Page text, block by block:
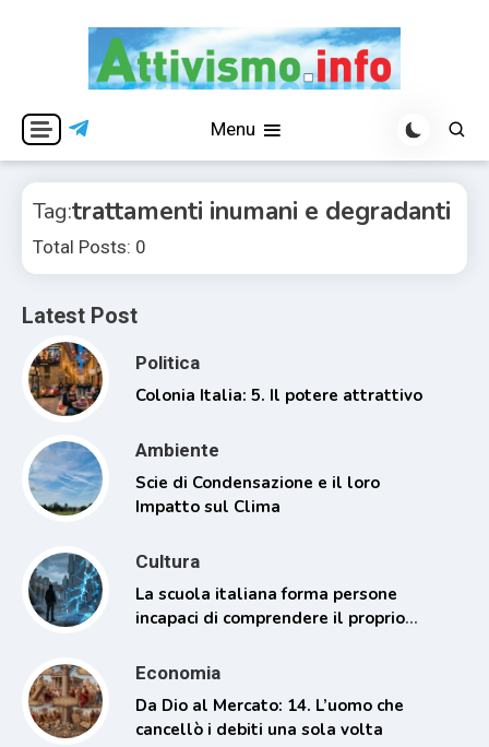
Attivismo.info
Menu
Tag:trattamenti inumani e degradanti
Total Posts: 0
Latest Post
Politica
Colonia Italia: 5. Il potere attrattivo
Ambiente
Scie di Condensazione e il loro
Impatto sul Clima
Cultura
La scuola italiana forma persone
incapaci di comprendere il proprio
Economia
Da Dio al Mercato: 14. L’uomo che
cancellò i debiti una sola volta